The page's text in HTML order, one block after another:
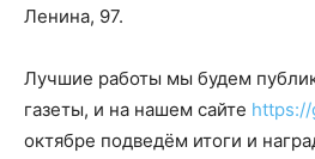
Ленина, 97.
Лучшие работы мы будем
газеты, и на нашем сайте
октябре подведём итоги и